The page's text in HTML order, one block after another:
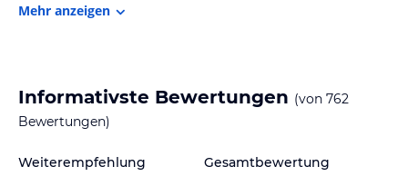
Personen mit zubuchbaren Serviceleistungen.
Frühstücksbuffet
Mehr anzeigen
Informativste Bewertungen (von 762
Bewertungen)
Weiterempfehlung Gesamtbewertung